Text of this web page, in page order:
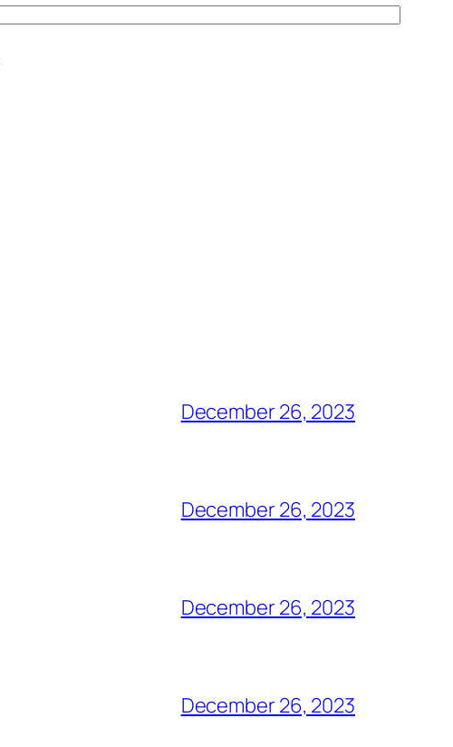
December 26, 2023
December 26, 2023
December 26, 2023
December 26, 2023